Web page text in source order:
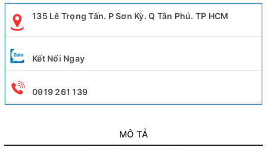
135 Lê Trọng Tấn. P Sơn Kỳ. Q Tân Phú. TP HCM
Kết Nối Ngay
0919 261 139
MÔ TẢ